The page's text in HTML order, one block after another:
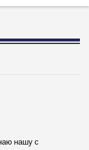
нашу с